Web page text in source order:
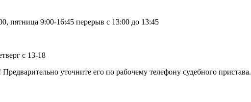
пятница 9:00-16:45 перерыв с 13:00 до 13:45
с 13-18
уточните его по рабочему телефону судебного пристава.